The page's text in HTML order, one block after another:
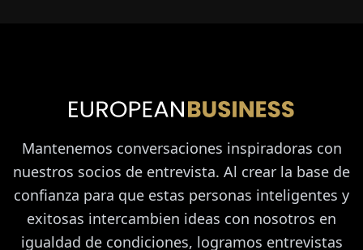
Mantenemos conversaciones inspiradoras con
nuestros socios de entrevista. Al crear la base de
confianza para que estas personas inteligentes y
exitosas intercambien ideas con nosotros en
igualdad de condiciones, logramos entrevistas